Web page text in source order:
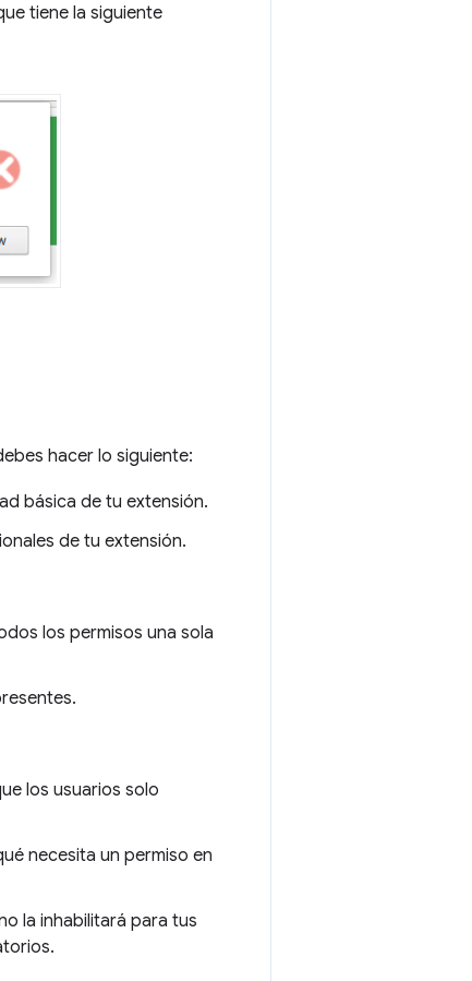
tiene la siguiente
hacer lo siguiente:
básica de tu extensión.
de tu extensión.
los permisos una sola
los usuarios solo
necesita un permiso en
la inhabilitará para tus